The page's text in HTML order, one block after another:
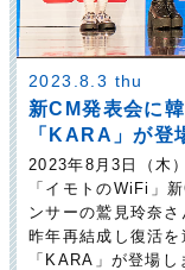
2023.8.3 thu
新CM発表会に
「KARA」が登
2023年8月3日（木
「イモトのWiFi」
ンサーの鷲見玲奈
昨年再結成し復活
「KARA」が登場し